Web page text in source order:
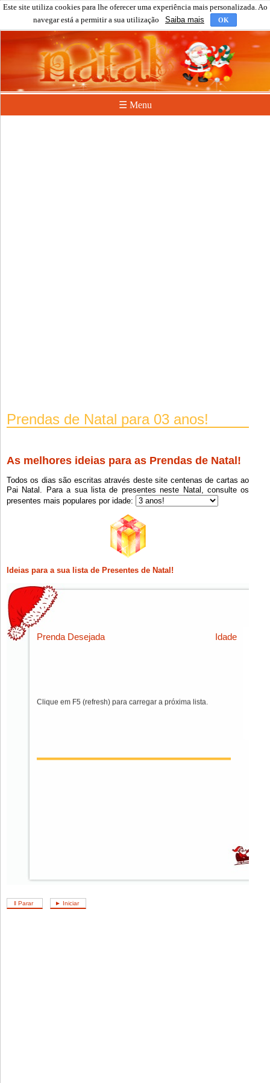
Este site utiliza cookies para lhe oferecer uma experiência mais personalizada. Ao
navegar está a permitir a sua utilização
Saiba mais OK
☰ Menu
Prendas de Natal para 03 anos!
As melhores ideias para as Prendas de Natal!
Todos os dias são escritas através deste site centenas de cartas ao
Pai Natal. Para a sua lista de presentes neste Natal, consulte os
presentes mais populares por idade:
Ideias para a sua lista de Presentes de Natal!
Idade
Prenda Desejada
Clique em F5 (refresh) para carregar a próxima lista.